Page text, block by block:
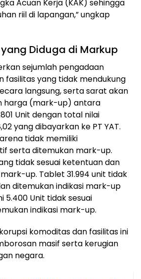
Acuan Kerja (KAK) sehingga
riil di lapangan,” ungkap
yang Diduga di Markup
sejumlah pengadaan
fasilitas yang tidak mendukung
langsung, serta sarat akan
harga (mark-up) antara
Unit dengan total nilai
yang dibayarkan ke PT YAT.
tidak memiliki
serta ditemukan mark-up.
tidak sesuai ketentuan dan
up. Tablet 31.994 unit tidak
ditemukan indikasi mark-up
5.400 Unit tidak sesuai
indikasi mark-up.
komoditas dan fasilitas ini
masif serta kerugian
negara.